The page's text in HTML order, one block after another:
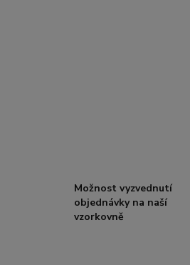
Možnost vyzvednutí
objednávky na naší
vzorkovně